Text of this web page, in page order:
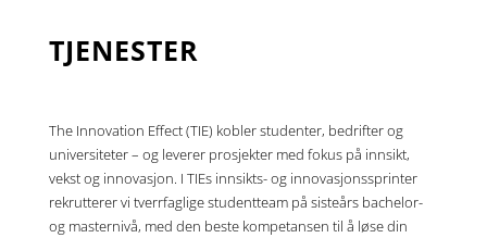
TJENESTER
The Innovation Effect (TIE) kobler studenter, bedrifter og
universiteter – og leverer prosjekter med fokus på innsikt,
vekst og innovasjon. I TIEs innsikts- og innovasjonssprinter
rekrutterer vi tverrfaglige studentteam på sisteårs bachelor-
og masternivå, med den beste kompetansen til å løse din